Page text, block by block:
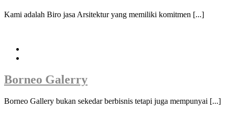
Kami adalah Biro jasa Arsitektur yang memiliki komitmen [...]
Borneo Galerry
Borneo Gallery bukan sekedar berbisnis tetapi juga mempunyai [...]